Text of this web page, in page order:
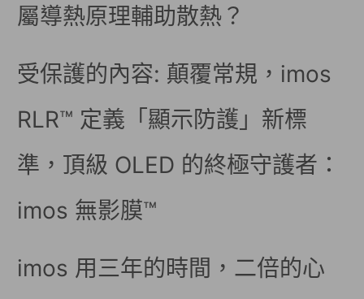
屬導熱原理輔助散熱？
受保護的內容: 顛覆常規，imos
RLR™ 定義「顯示防護」新標
準，頂級 OLED 的終極守護者：
imos 無影膜™
imos 用三年的時間，二倍的心